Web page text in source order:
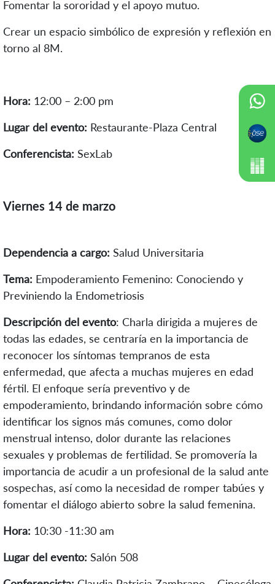
Fomentar la sororidad y el apoyo mutuo.
Crear un espacio simbólico de expresión y reflexión en
torno al 8M.
Hora: 12:00 – 2:00 pm
Lugar del evento: Restaurante-Plaza Central
Conferencista: SexLab
Viernes 14 de marzo
Dependencia a cargo: Salud Universitaria
Tema: Empoderamiento Femenino: Conociendo y
Previniendo la Endometriosis
Descripción del evento: Charla dirigida a mujeres de
todas las edades, se centraría en la importancia de
reconocer los síntomas tempranos de esta
enfermedad, que afecta a muchas mujeres en edad
fértil. El enfoque sería preventivo y de
empoderamiento, brindando información sobre cómo
identificar los signos más comunes, como dolor
menstrual intenso, dolor durante las relaciones
sexuales y problemas de fertilidad. Se promovería la
importancia de acudir a un profesional de la salud ante
sospechas, así como la necesidad de romper tabúes y
fomentar el diálogo abierto sobre la salud femenina.
Hora: 10:30 -11:30 am
Lugar del evento: Salón 508